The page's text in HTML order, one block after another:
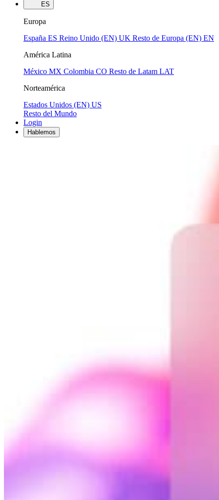
ES
Europa
España ES Reino Unido (EN) UK Resto de Europa (EN) EN
América Latina
México MX Colombia CO Resto de Latam LAT
Norteamérica
Estados Unidos (EN) US
Resto del Mundo
Login
Hablemos